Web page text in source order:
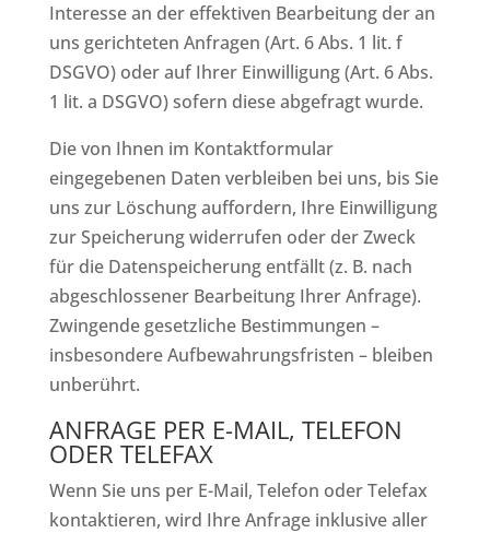
Interesse an der effektiven Bearbeitung der an
uns gerichteten Anfragen (Art. 6 Abs. 1 lit. f
DSGVO) oder auf Ihrer Einwilligung (Art. 6 Abs.
1 lit. a DSGVO) sofern diese abgefragt wurde.
Die von Ihnen im Kontaktformular
eingegebenen Daten verbleiben bei uns, bis Sie
uns zur Löschung auffordern, Ihre Einwilligung
zur Speicherung widerrufen oder der Zweck
für die Datenspeicherung entfällt (z. B. nach
abgeschlossener Bearbeitung Ihrer Anfrage).
Zwingende gesetzliche Bestimmungen –
insbesondere Aufbewahrungsfristen – bleiben
unberührt.
ANFRAGE PER E-MAIL, TELEFON
ODER TELEFAX
Wenn Sie uns per E-Mail, Telefon oder Telefax
kontaktieren, wird Ihre Anfrage inklusive aller